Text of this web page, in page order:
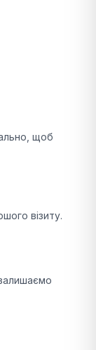
щоб
візиту.